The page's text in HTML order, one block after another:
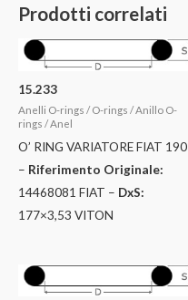
Prodotti correlati
15.233
Anelli O-rings / O-rings / Anillo O-
rings / Anel
O’ RING VARIATORE FIAT 190
– Riferimento Originale:
14468081 FIAT – DxS:
177×3,53 VITON